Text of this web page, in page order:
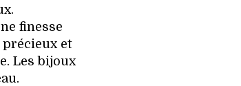
finesse
et
Les bijoux